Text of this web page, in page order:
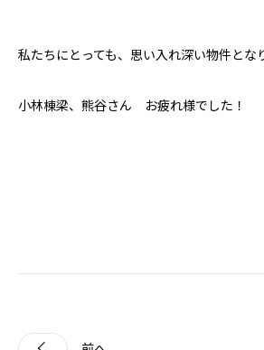
私たちにとっても、思い入れ深い物件とな
小林棟梁、熊谷さん お疲れ様でした！